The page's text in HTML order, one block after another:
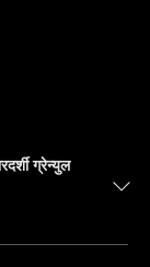
ग्रेन्युल